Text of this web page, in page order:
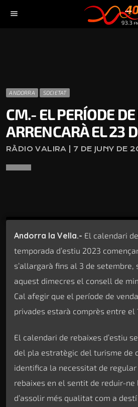
menu
ANDORRA SOCIETAT
CM.- EL PERÍODE
ARRENCARÀ EL 23
RÀDIO VALIRA | 7 DE JUNY DE
Andorra la Vella.- El calendari
temporada d’estiu 2023
s’allargarà fins al 3 de setembre,
aquest dimecres el consell de
Cal afegir que el període de
privades estarà comprès entre el
El calendari de rebaixes d’estiu
del pla estratègic del turisme de
identifica la necessitat de
rebaixes en el sentit de reduir-ne
d’assolir més qualitat com a